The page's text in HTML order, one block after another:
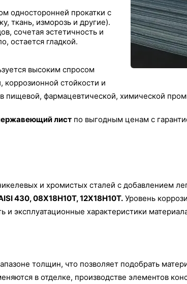
односторонней прокатки с
ткань, изморозь и другие).
сочетая эстетичность и
остается гладкой.
высоким спросом
стойкости и
пищевой, фармацевтической, химической
лист по выгодным ценам с
и хромистых сталей с добавлением
430, 08Х18Н10Т, 12Х18Н10Т. Уровень
эксплуатационные характеристики
толщин, что позволяет подобрать
в отделке, производстве элементов